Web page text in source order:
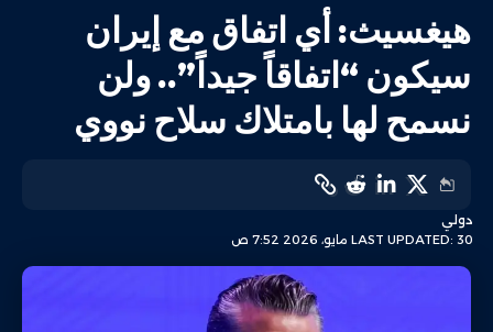
هيغسيث: أي اتفاق مع إيران
سيكون “اتفاقاً جيداً”.. ولن
نسمح لها بامتلاك سلاح نووي
LAST UPDATED: 30 مايو، 2026 7:52 ص
دولي